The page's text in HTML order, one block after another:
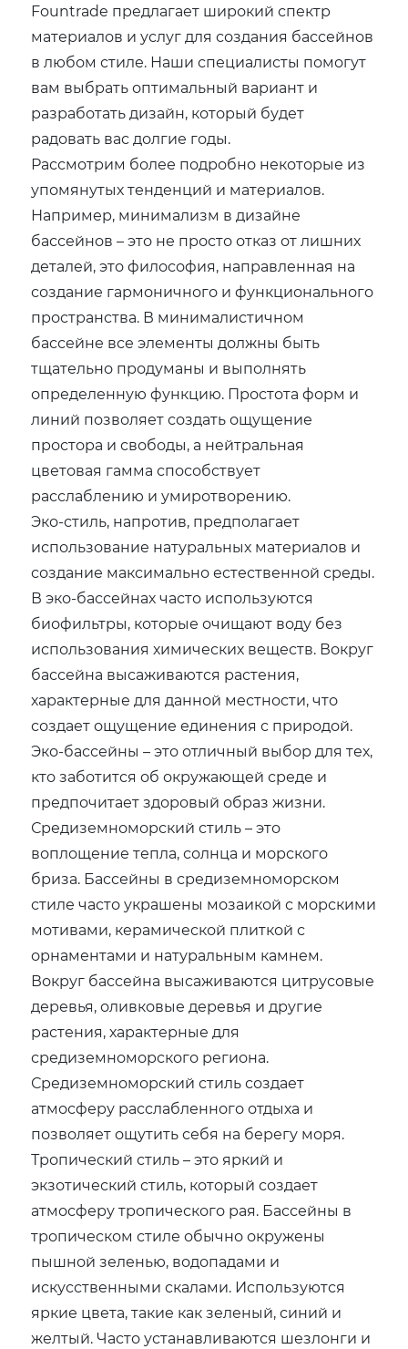
Fountrade предлагает широкий спектр
материалов и услуг для создания бассейнов
в любом стиле. Наши специалисты помогут
вам выбрать оптимальный вариант и
разработать дизайн, который будет
радовать вас долгие годы.
Рассмотрим более подробно некоторые из
упомянутых тенденций и материалов.
Например, минимализм в дизайне
бассейнов – это не просто отказ от лишних
деталей, это философия, направленная на
создание гармоничного и функционального
пространства. В минималистичном
бассейне все элементы должны быть
тщательно продуманы и выполнять
определенную функцию. Простота форм и
линий позволяет создать ощущение
простора и свободы, а нейтральная
цветовая гамма способствует
расслаблению и умиротворению.
Эко-стиль, напротив, предполагает
использование натуральных материалов и
создание максимально естественной среды.
В эко-бассейнах часто используются
биофильтры, которые очищают воду без
использования химических веществ. Вокруг
бассейна высаживаются растения,
характерные для данной местности, что
создает ощущение единения с природой.
Эко-бассейны – это отличный выбор для тех,
кто заботится об окружающей среде и
предпочитает здоровый образ жизни.
Средиземноморский стиль – это
воплощение тепла, солнца и морского
бриза. Бассейны в средиземноморском
стиле часто украшены мозаикой с морскими
мотивами, керамической плиткой с
орнаментами и натуральным камнем.
Вокруг бассейна высаживаются цитрусовые
деревья, оливковые деревья и другие
растения, характерные для
средиземноморского региона.
Средиземноморский стиль создает
атмосферу расслабленного отдыха и
позволяет ощутить себя на берегу моря.
Тропический стиль – это яркий и
экзотический стиль, который создает
атмосферу тропического рая. Бассейны в
тропическом стиле обычно окружены
пышной зеленью, водопадами и
искусственными скалами. Используются
яркие цвета, такие как зеленый, синий и
желтый. Часто устанавливаются шезлонги и